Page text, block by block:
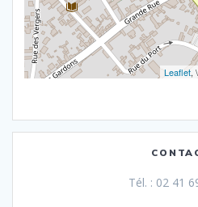
Leaflet,
Tél. : 02 41